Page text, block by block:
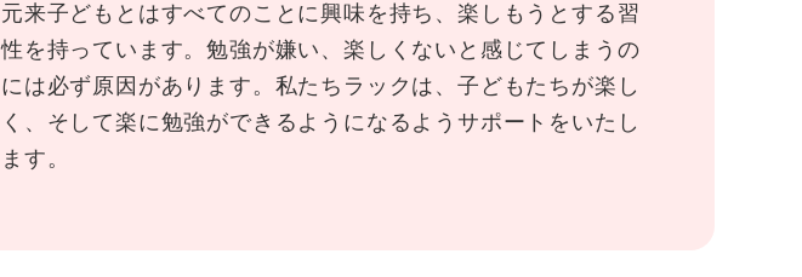
元来子どもとはすべてのことに興味を持ち、楽しもうとする習
性を持っています。勉強が嫌い、楽しくないと感じてしまうの
には必ず原因があります。私たちラックは、子どもたちが楽し
く、そして楽に勉強ができるようになるようサポートをいたし
ます。